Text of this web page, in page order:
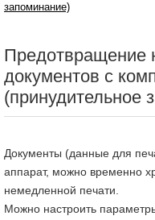
запоминание)
Предотвращение
документов с
(принудительное
Документы (данные для
аппарат, можно временно
немедленной печати.
Можно настроить